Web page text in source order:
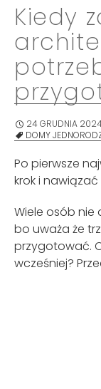
Kiedy
24 GRUDNIA
DOMY
Po pierwsze
krok i
Wiele osób nie
bo uważa że
przygotować.
wcześniej?